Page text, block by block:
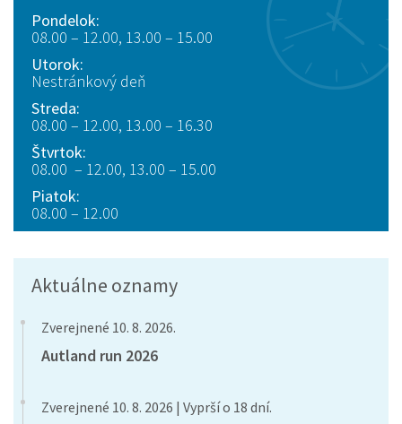
Pondelok:
08.00 – 12.00, 13.00 – 15.00
Utorok:
Nestránkový deň
Streda:
08.00 – 12.00, 13.00 – 16.30
Štvrtok:
08.00 – 12.00, 13.00 – 15.00
Piatok:
08.00 – 12.00
Aktuálne oznamy
Zverejnené 10. 8. 2026.
Autland run 2026
Zverejnené 10. 8. 2026 | Vyprší o 18 dní.